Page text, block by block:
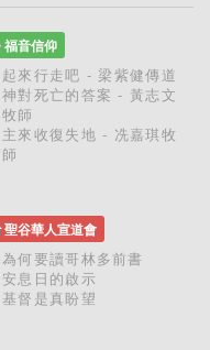
福音信仰
起來行走吧 - 梁紫健傳道
神對死亡的答案 - 黃志文
牧師
主來收復失地 - 冼嘉琪牧
師
聖谷華人宣道會
為何要讀哥林多前書
安息日的啟示
基督是真盼望